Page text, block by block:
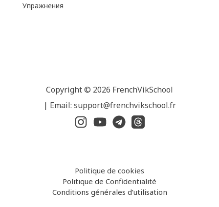
Упражнения
Copyright © 2026 FrenchVikSchool
| Email: support@frenchvikschool.fr
Politique de cookies
Politique de Confidentialité
Conditions générales d’utilisation